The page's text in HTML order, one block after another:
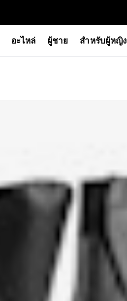
อะไหล่ ผู้ชาย สำหรับผู้หญิง